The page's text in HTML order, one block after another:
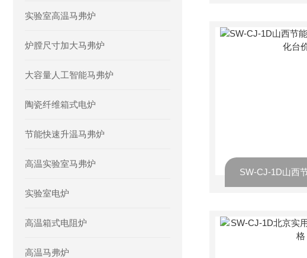
实验室高温马弗炉
炉膛尺寸加大马弗炉
大容量人工智能马弗炉
陶瓷纤维箱式电炉
节能快速升温马弗炉
高温实验室马弗炉
实验室电炉
高温箱式电阻炉
高温马弗炉